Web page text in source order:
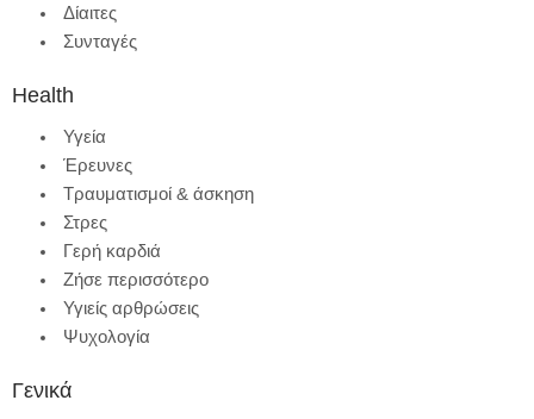
Δίαιτες
Συνταγές
Health
Υγεία
Έρευνες
Τραυματισμοί & άσκηση
Στρες
Γερή καρδιά
Ζήσε περισσότερο
Υγιείς αρθρώσεις
Ψυχολογία
Γενικά